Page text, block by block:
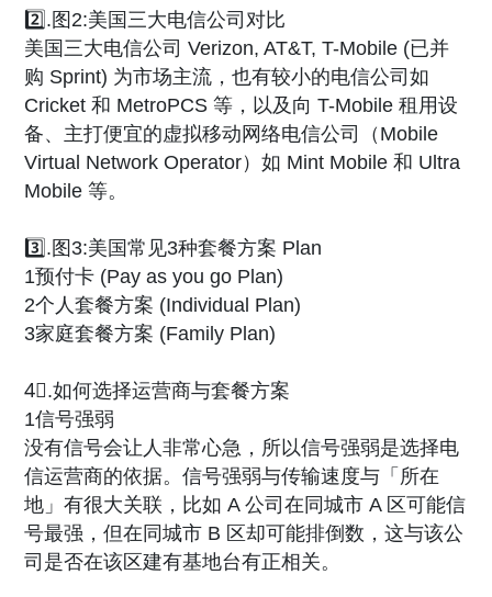
2️⃣.图2:美国三大电信公司对比
美国三大电信公司 Verizon, AT&T, T-Mobile (已并
购 Sprint) 为市场主流，也有较小的电信公司如
Cricket 和 MetroPCS 等，以及向 T-Mobile 租用设
备、主打便宜的虚拟移动网络电信公司（Mobile
Virtual Network Operator）如 Mint Mobile 和 Ultra
Mobile 等。
3️⃣.图3:美国常见3种套餐方案 Plan
1预付卡 (Pay as you go Plan)
2个人套餐方案 (Individual Plan)
3家庭套餐方案 (Family Plan)
4⃣️.如何选择运营商与套餐方案
1信号强弱
没有信号会让人非常心急，所以信号强弱是选择电
信运营商的依据。信号强弱与传输速度与「所在
地」有很大关联，比如 A 公司在同城市 A 区可能信
号最强，但在同城市 B 区却可能排倒数，这与该公
司是否在该区建有基地台有正相关。